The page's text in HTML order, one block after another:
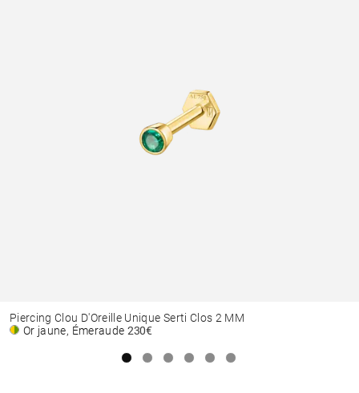
Piercing Clou D'Oreille Unique Serti Clos 2 MM
Or jaune, Émeraude 230€